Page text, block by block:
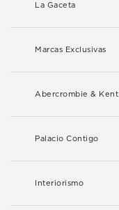
La Gaceta
Marcas Exclusivas
Abercrombie & Kent
Palacio Contigo
Interiorismo